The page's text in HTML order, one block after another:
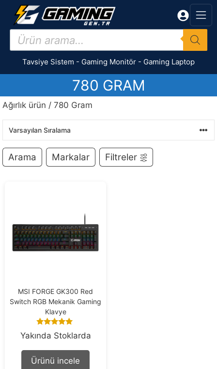
İçeriğe
Products
search
Tavsiye Sistem - Gaming Monitör - Gaming Laptop
780 GRAM
Ağırlık ürün / 780 Gram
Arama Markalar Filtreler
MSI FORGE GK300 Red
Switch RGB Mekanik Gaming
Klavye
5.00
out of 5
Yakında Stoklarda
Ürünü incele